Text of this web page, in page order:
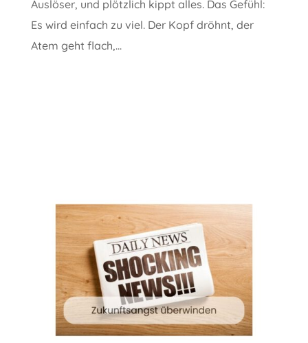
Auslöser, und plötzlich kippt alles. Das Gefühl:
Es wird einfach zu viel. Der Kopf dröhnt, der
Atem geht flach,...